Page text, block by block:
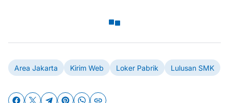
Area Jakarta Kirim Web Loker Pabrik Lulusan SMK